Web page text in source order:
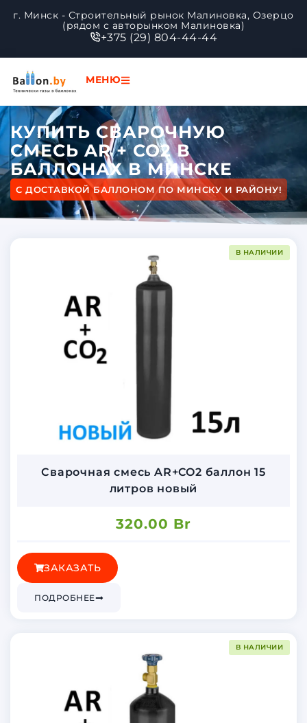
г. Минск - Строительный рынок Малиновка, Озерцо
(рядом с авторынком Малиновка)
+375 (29) 804-44-44
МЕНЮ
КУПИТЬ СВАРОЧНУЮ
СМЕСЬ AR + CO2 В
БАЛЛОНАХ В МИНСКЕ
С ДОСТАВКОЙ БАЛЛОНОМ ПО МИНСКУ И РАЙОНУ!
В НАЛИЧИИ
Сварочная смесь AR+CO2 баллон 15
литров новый
320.00 Br
ЗАКАЗАТЬ
ПОДРОБНЕЕ
В НАЛИЧИИ